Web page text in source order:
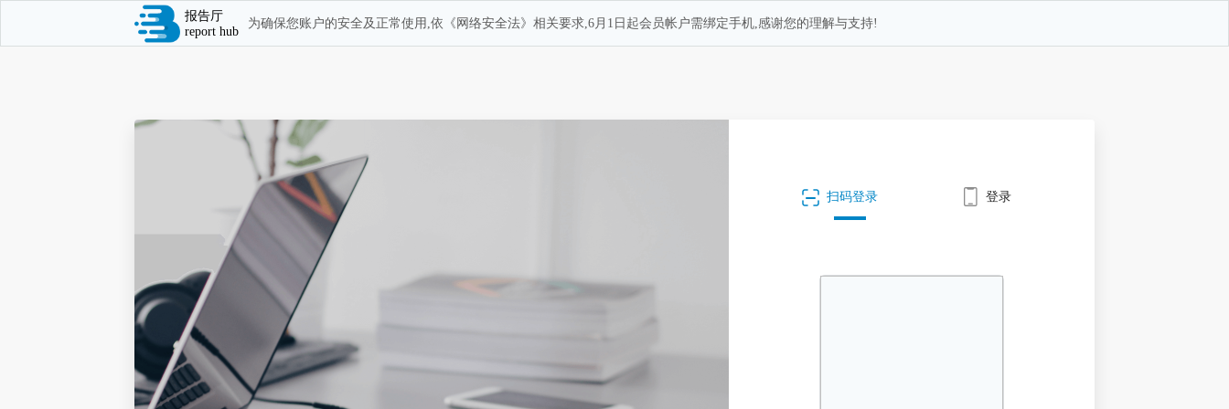
报告厅
report hub
为确保您账户的安全及正常使用,依《网络安全法》相关要求,6月1日起会员帐户需绑定手机,感谢您的理解与支持!
扫码登录 登录